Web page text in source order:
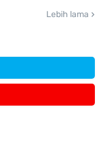
Lebih lama